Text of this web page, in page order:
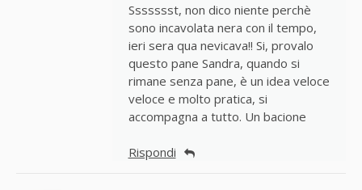
Ssssssst, non dico niente perchè
sono incavolata nera con il tempo,
ieri sera qua nevicava!! Si, provalo
questo pane Sandra, quando si
rimane senza pane, è un idea veloce
veloce e molto pratica, si
accompagna a tutto. Un bacione
Rispondi